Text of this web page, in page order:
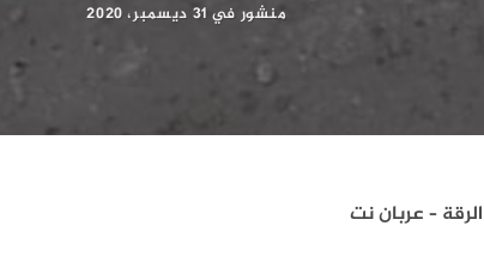
منشور في 31 ديسمبر، 2020
الرقة – عربان نت